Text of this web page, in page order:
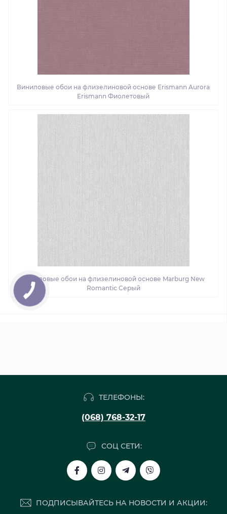
Виниловые обои на флизелиновой основе Erismann Aurora
Erismann Фиолетовый
Виниловые обои на флизелиновой основе Marburg New
Romantic Серый
ТЕЛЕФОНЫ:
(068) 768-32-17
СОЦ СЕТИ:
ПОДПИСЫВАЙТЕСЬ НА НОВОСТИ И АКЦИИ: